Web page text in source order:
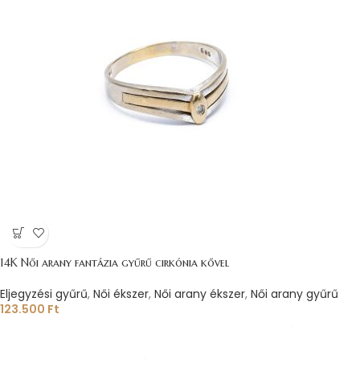
14K Női arany fantázia gyűrű cirkónia kővel
Eljegyzési gyűrű, Női ékszer, Női arany ékszer, Női arany gyűrű
123.500 Ft